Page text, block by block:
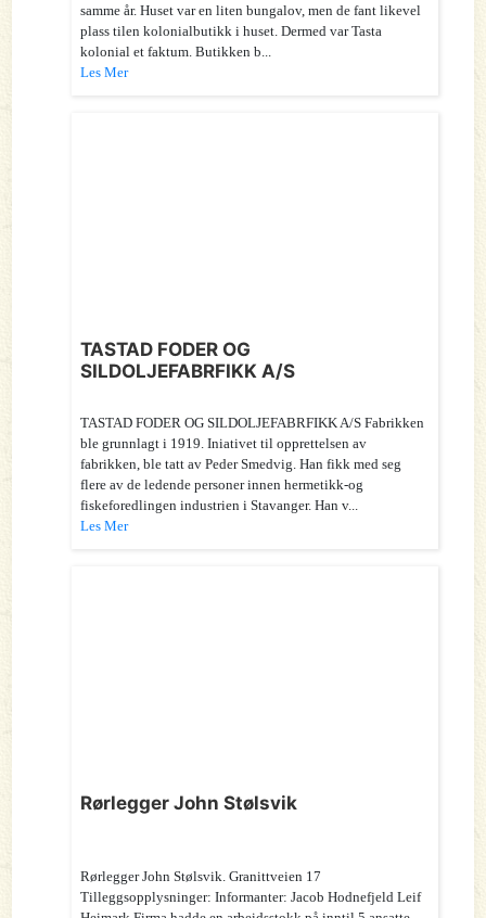
samme år. Huset var en liten bungalov, men de fant likevel
plass tilen kolonialbutikk i huset. Dermed var Tasta
kolonial et faktum. Butikken b...
Les Mer
TASTAD FODER OG
SILDOLJEFABRFIKK A/S
TASTAD FODER OG SILDOLJEFABRFIKK A/S Fabrikken
ble grunnlagt i 1919. Iniativet til opprettelsen av
fabrikken, ble tatt av Peder Smedvig. Han fikk med seg
flere av de ledende personer innen hermetikk-og
fiskeforedlingen industrien i Stavanger. Han v...
Les Mer
Rørlegger John Stølsvik
Rørlegger John Stølsvik. Granittveien 17
Tilleggsopplysninger: Informanter: Jacob Hodnefjeld Leif